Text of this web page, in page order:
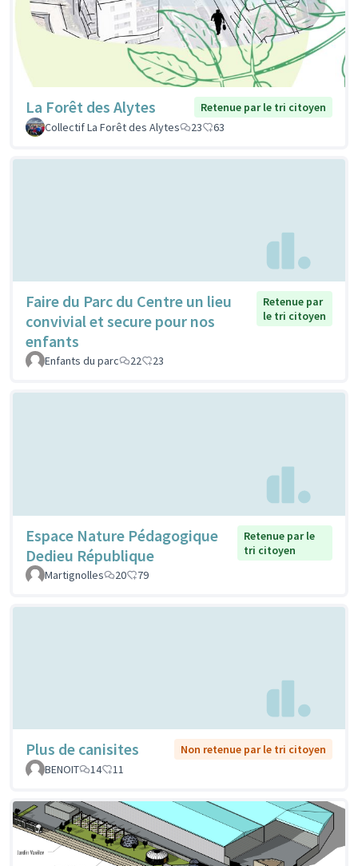
La Forêt des Alytes
Retenue par le tri citoyen
Collectif La Forêt des Alytes
23 63
Faire du Parc du Centre un lieu
convivial et secure pour nos
enfants
Retenue par
le tri citoyen
Enfants du parc 22 23
Espace Nature Pédagogique
Dedieu République
Retenue par le
tri citoyen
Martignolles
20 79
Plus de canisites
Non retenue par le tri citoyen
BENOIT
14 11